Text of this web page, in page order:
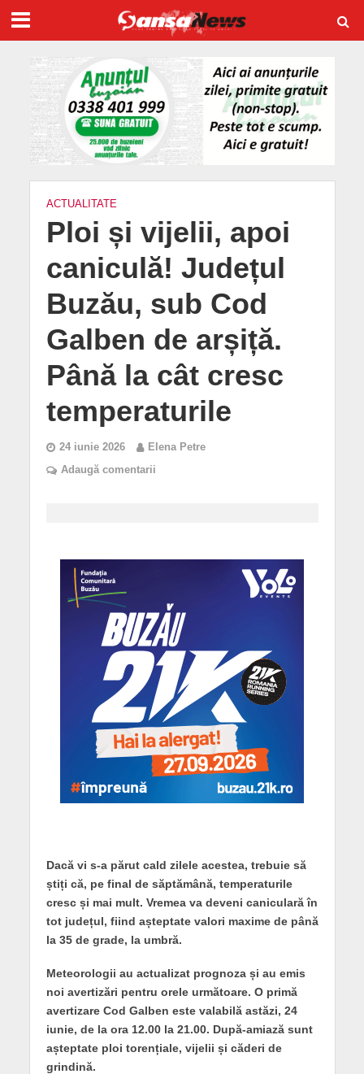
ACTUALITATE
Ploi și vijelii, apoi
caniculă! Județul
Buzău, sub Cod
Galben de arșiță.
Până la cât cresc
temperaturile
24 iunie 2026
Elena Petre
Adaugă comentarii
Dacă vi s-a părut cald zilele acestea, trebuie să
știți că, pe final de săptămână, temperaturile
cresc și mai mult. Vremea va deveni caniculară în
tot județul, fiind așteptate valori maxime de până
la 35 de grade, la umbră.
Meteorologii au actualizat prognoza și au emis
noi avertizări pentru orele următoare. O primă
avertizare Cod Galben este valabilă astăzi, 24
iunie, de la ora 12.00 la 21.00. După-amiază sunt
așteptate ploi torențiale, vijelii și căderi de
grindină.